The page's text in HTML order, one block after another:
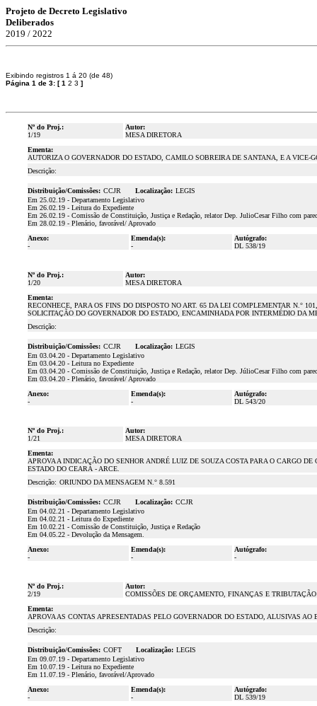
Projeto de Decreto Legislativo
Deliberados
2019 / 2022
Exibindo registros 1 á 20 (de 48)
Página 1 de 3: [1 2 3 ]
Nº do Proj.:
1/19
Autor:
MESA DIRETORA
Ementa:
AUTORIZA O GOVERNADOR DO ESTADO, CAMILO SOBREIRA DE SANTANA, E A
Descrição:
Distribuição/Comissões: CCJR Localização: LEGIS
Em 25.02.19 - Departamento Legislativo
Em 26.02.19 - Leitura do Expediente
Em 26.02.19 - Comissão de Constituição, Justiça e Redação, relator Dep. JulioCesar Filho com
Em 28.02.19 - Plenário, favorável/ Aprovado
Anexo:
-
Emenda(s):
-
Autógrafo:
DL 538/19
Nº do Proj.:
1/20
Autor:
MESA DIRETORA
Ementa:
RECONHECE, PARA OS FINS DO DISPOSTO NO ART. 65 DA LEI COMPLEMENTAR N.°
SOLICITAÇÃO DO GOVERNADOR DO ESTADO, ENCAMINHADA POR INTERMÉDIO DA
Descrição:
Distribuição/Comissões: CCJR Localização: LEGIS
Em 03.04.20 - Departamento Legislativo
Em 03.04.20 - Leitura no Expediente
Em 03.04.20 - Comissão de Constituição, Justiça e Redação, relator Dep. JúlioCesar Filho com
Em 03.04.20 - Plenário, favorável/ Aprovado
Anexo:
-
Emenda(s):
-
Autógrafo:
DL 543/20
Nº do Proj.:
1/21
Autor:
MESA DIRETORA
Ementa:
APROVA A INDICAÇÃO DO SENHOR ANDRÉ LUIZ DE SOUZA COSTA PARA O CARGO
ESTADO DO CEARÁ - ARCE.
Descrição: ORIUNDO DA MENSAGEM N.° 8.591
Distribuição/Comissões: CCJR Localização: CCJR
Em 04.02.21 - Departamento Legislativo
Em 04.02.21 - Leitura do Expediente
Em 10.02.21 - Comissão de Constituição, Justiça e Redação
Em 04.05.22 - Devolução da Mensagem.
Anexo:
-
Emenda(s):
-
Autógrafo:
-
Nº do Proj.:
2/19
Autor:
COMISSÕES DE ORÇAMENTO, FINANÇAS E TRIBUTAÇÃO
Ementa:
APROVA AS CONTAS APRESENTADAS PELO GOVERNADOR DO ESTADO, ALUSIVAS AO
Descrição:
Distribuição/Comissões: COFT Localização: LEGIS
Em 09.07.19 - Departamento Legislativo
Em 10.07.19 - Leitura no Expediente
Em 11.07.19 - Plenário, favorável/Aprovado
Anexo:
-
Emenda(s):
-
Autógrafo:
DL 539/19